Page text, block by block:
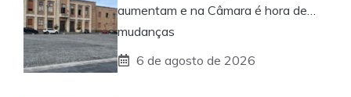
aumentam e na Câmara é hora de…
mudanças
6 de agosto de 2026